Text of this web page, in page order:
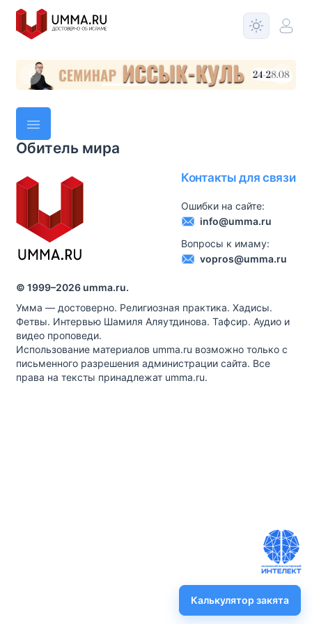
Обитель мира
Контакты для связи
Ошибки на сайте:
info@umma.ru
Вопросы к имаму:
vopros@umma.ru
© 1999–2026 umma.ru.
Умма — достоверно. Религиозная практика. Хадисы.
Фетвы. Интервью Шамиля Аляутдинова. Тафсир. Аудио и
видео проповеди.
Использование материалов umma.ru возможно только с
письменного разрешения администрации сайта. Все
права на тексты принадлежат umma.ru.
Калькулятор закята